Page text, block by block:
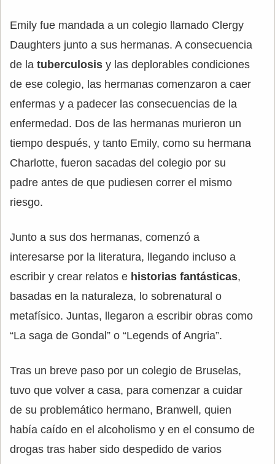
Emily fue mandada a un colegio llamado Clergy
Daughters junto a sus hermanas. A consecuencia
de la tuberculosis y las deplorables condiciones
de ese colegio, las hermanas comenzaron a caer
enfermas y a padecer las consecuencias de la
enfermedad. Dos de las hermanas murieron un
tiempo después, y tanto Emily, como su hermana
Charlotte, fueron sacadas del colegio por su
padre antes de que pudiesen correr el mismo
riesgo.
Junto a sus dos hermanas, comenzó a
interesarse por la literatura, llegando incluso a
escribir y crear relatos e historias fantásticas,
basadas en la naturaleza, lo sobrenatural o
metafísico. Juntas, llegaron a escribir obras como
“La saga de Gondal” o “Legends of Angria”.
Tras un breve paso por un colegio de Bruselas,
tuvo que volver a casa, para comenzar a cuidar
de su problemático hermano, Branwell, quien
había caído en el alcoholismo y en el consumo de
drogas tras haber sido despedido de varios